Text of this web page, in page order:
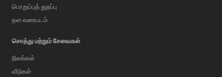
பொறுப்புத் துறப்பு
தள வரைபடம்
சொத்து மற்றும் சேவைகள்
நிலங்கள்
வீடுகள்